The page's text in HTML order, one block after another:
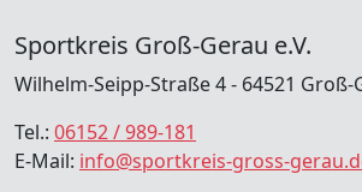
Sportkreis Groß-Gerau e.V.
Wilhelm-Seipp-Straße 4 - 64521 Groß-
Tel.: 06152 / 989-181
E-Mail: info@sportkreis-gross-